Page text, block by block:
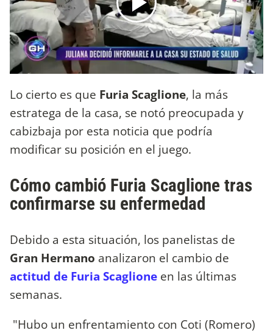
Lo cierto es que Furia Scaglione, la más
estratega de la casa, se notó preocupada y
cabizbaja por esta noticia que podría
modificar su posición en el juego.
Cómo cambió Furia Scaglione tras
confirmarse su enfermedad
Debido a esta situación, los panelistas de
Gran Hermano analizaron el cambio de
actitud de Furia Scaglione en las últimas
semanas.
"Hubo un enfrentamiento con Coti (Romero)